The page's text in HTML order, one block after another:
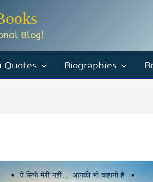
Blog!
Quotes Biographies